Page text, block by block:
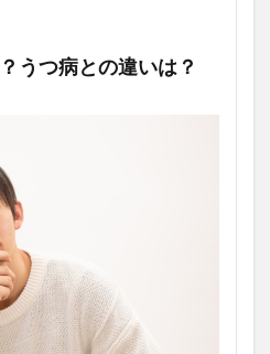
うつ病との違いは？